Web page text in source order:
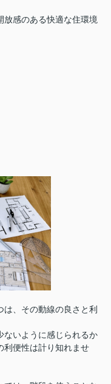
放感のある快適な住環境
、その動線の良さと利
ないように感じられるか
利便性は計り知れませ